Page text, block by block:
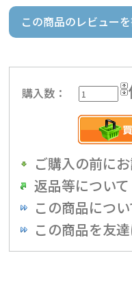
この商品のレビューを
購入数：
ご購入の前に
返品等について
この商品につ
この商品を友